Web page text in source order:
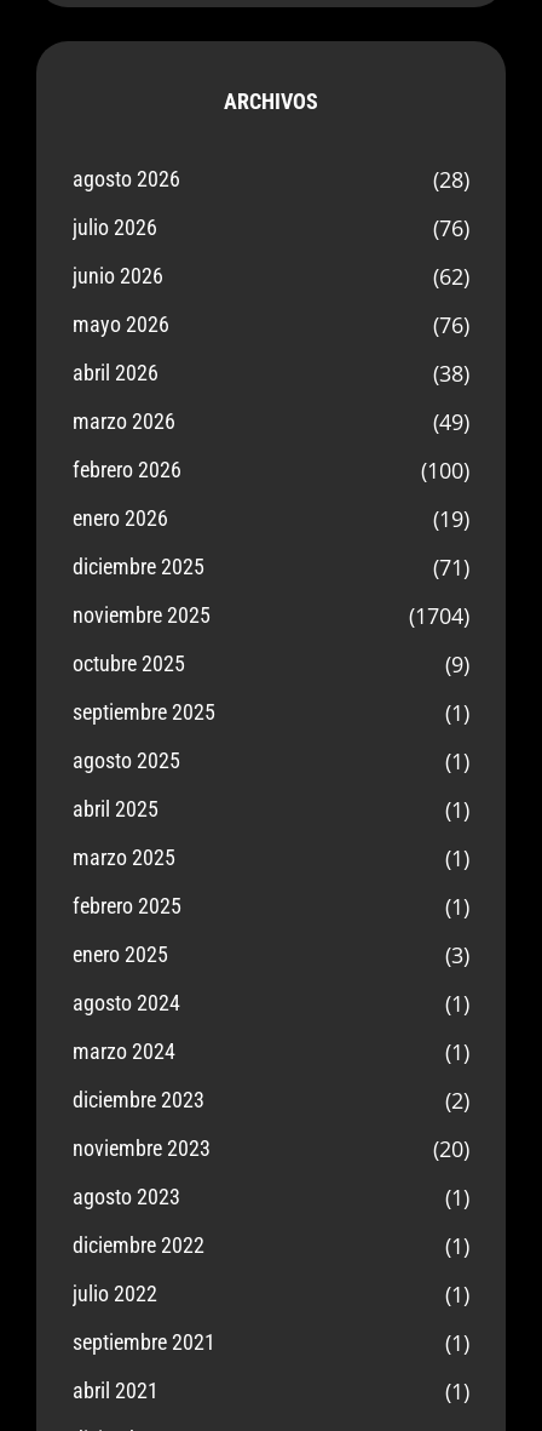
ARCHIVOS
agosto 2026 (28)
julio 2026 (76)
junio 2026 (62)
mayo 2026 (76)
abril 2026 (38)
marzo 2026 (49)
febrero 2026 (100)
enero 2026 (19)
diciembre 2025 (71)
noviembre 2025 (1704)
octubre 2025 (9)
septiembre 2025 (1)
agosto 2025 (1)
abril 2025 (1)
marzo 2025 (1)
febrero 2025 (1)
enero 2025 (3)
agosto 2024 (1)
marzo 2024 (1)
diciembre 2023 (2)
noviembre 2023 (20)
agosto 2023 (1)
diciembre 2022 (1)
julio 2022 (1)
septiembre 2021 (1)
abril 2021 (1)